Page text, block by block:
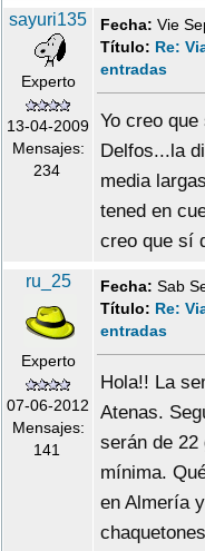
sayuri135
Experto
13-04-2009
Mensajes:
234
Fecha: Vie
Título: Re:
entradas
Yo creo
Delfos...la
media
tened en
creo que sí
ru_25
Experto
07-06-2012
Mensajes:
141
Fecha: Sab
Título: Re:
entradas
Hola!! La
Atenas.
serán de 22
mínima.
en Almería